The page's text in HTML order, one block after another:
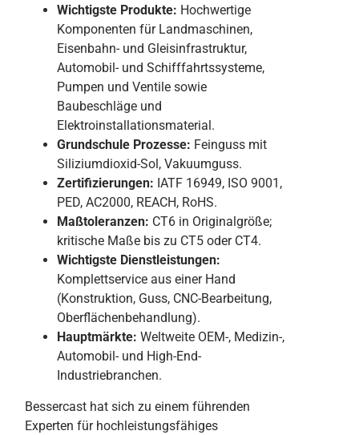
Wichtigste Produkte: Hochwertige
Komponenten für Landmaschinen,
Eisenbahn- und Gleisinfrastruktur,
Automobil- und Schifffahrtssysteme,
Pumpen und Ventile sowie
Baubeschläge und
Elektroinstallationsmaterial.
Grundschule Prozesse: Feinguss mit
Siliziumdioxid-Sol, Vakuumguss.
Zertifizierungen: IATF 16949, ISO 9001,
PED, AC2000, REACH, RoHS.
Maßtoleranzen: CT6 in Originalgröße;
kritische Maße bis zu CT5 oder CT4.
Wichtigste Dienstleistungen:
Komplettservice aus einer Hand
(Konstruktion, Guss, CNC-Bearbeitung,
Oberflächenbehandlung).
Hauptmärkte: Weltweite OEM-, Medizin-,
Automobil- und High-End-
Industriebranchen.
Bessercast hat sich zu einem führenden
Experten für hochleistungsfähiges